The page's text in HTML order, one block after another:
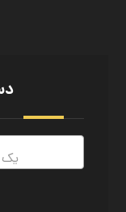
یک